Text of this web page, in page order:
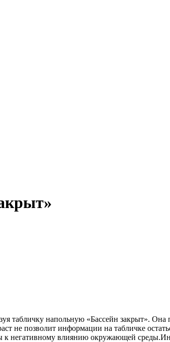
табличку напольную «Бассейн закрыт».
не позволит информации на табличке
к негативному влиянию окружающей